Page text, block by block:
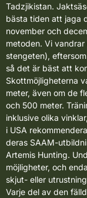
Tadzjikistan.
bästa tiden att jaga
november och
metoden. Vi
stengeten),
så det är bäst att
Skottmöjligheterna
meter, även om de
och 500 meter.
inklusive olika
i USA
deras SAAM-
Artemis Hunting.
möjligheter, och
skjut- eller
Varje del av den